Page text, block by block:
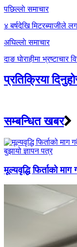
Post
navigation
पछिल्लाे समाचार
४ बर्षदेखि मिटरब्याजीले
अघिल्लाे समाचार
दाङ घाेराहीमा भ्रष्टाचार
प्रतिक्रिया
सम्बन्धित खबर
मूल्यवृद्धि फिर्ताको